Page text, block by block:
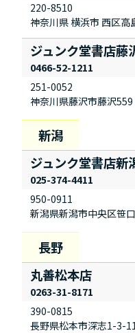
220-8510
神奈川県 横浜市 西区
ジュンク堂書店藤
251-0052
神奈川県藤沢市藤沢
0466-52-1211
ジュンク堂書店新
950-0911
新潟県新潟市中央区笹
025-374-4411
丸善松本店
390-0815
長野県松本市深志1-3-
0263-31-8171